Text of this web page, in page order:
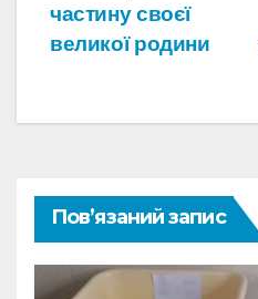
частину своєї
великої родини
Пов’язаний запис